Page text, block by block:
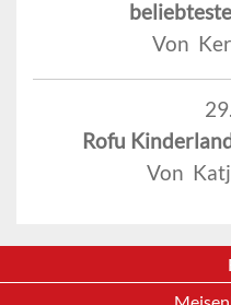
Von
Rofu
Von